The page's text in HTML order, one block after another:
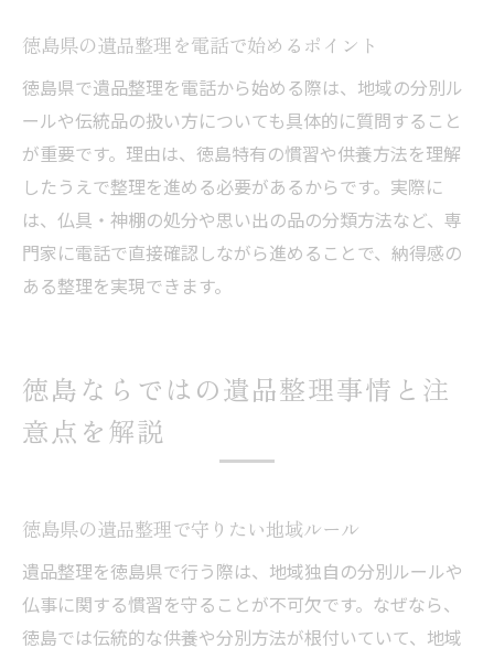
徳島県の遺品整理を電話で始めるポイント
徳島県で遺品整理を電話から始める際は、地域の分別ル
ールや伝統品の扱い方についても具体的に質問すること
が重要です。理由は、徳島特有の慣習や供養方法を理解
したうえで整理を進める必要があるからです。実際に
は、仏具・神棚の処分や思い出の品の分類方法など、専
門家に電話で直接確認しながら進めることで、納得感の
ある整理を実現できます。
徳島ならではの遺品整理事情と注
意点を解説
徳島県の遺品整理で守りたい地域ルール
遺品整理を徳島県で行う際は、地域独自の分別ルールや
仏事に関する慣習を守ることが不可欠です。なぜなら、
徳島では伝統的な供養や分別方法が根付いていて、地域